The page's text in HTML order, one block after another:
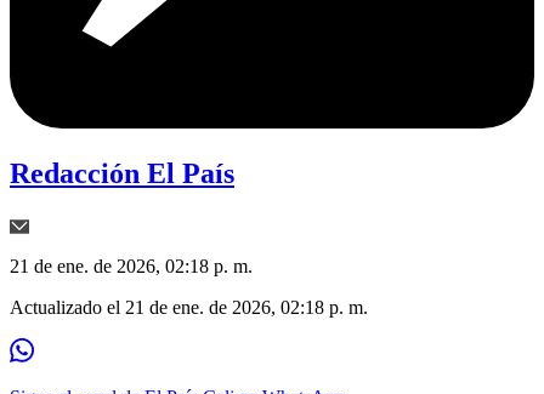
Redacción El País
21 de ene. de 2026, 02:18 p. m.
Actualizado el 21 de ene. de 2026, 02:18 p. m.